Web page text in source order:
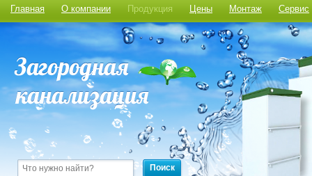
Главная О компании Продукция Цены Монтаж Сервис
Поиск